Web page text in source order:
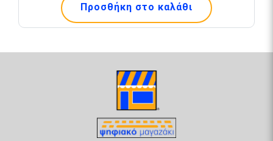
Προσθήκη στο καλάθι